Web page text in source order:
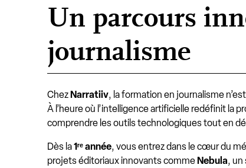
Un parcours
journalisme
ChezNarratiiv, la formation en journalisme
À l’heure où l’intelligence artificielle redéfinit la
comprendre les outils technologiques tout en
Dès la1ʳᵉ année, vous entrez dans le cœur du
projets éditoriaux innovants commeNebula, un